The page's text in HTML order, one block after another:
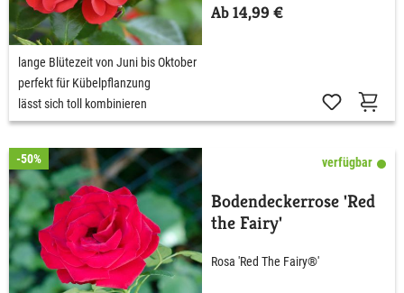
Ab 14,99 €
lange Blütezeit von Juni bis Oktober
perfekt für Kübelpflanzung
lässt sich toll kombinieren
-50% verfügbar
Bodendeckerrose 'Red
the Fairy'
Rosa 'Red The Fairy®'